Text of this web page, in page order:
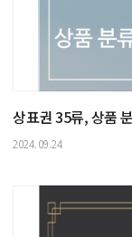
상표권 35류, 상품
2024.09.24